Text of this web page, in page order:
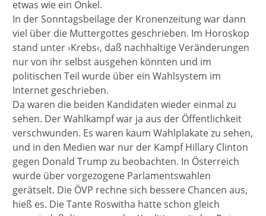
etwas wie ein Onkel.
In der Sonntagsbeilage der Kronenzeitung war dann
viel über die Muttergottes geschrieben. Im Horoskop
stand unter ›Krebs‹, daß nachhaltige Veränderungen
nur von ihr selbst ausgehen könnten und im
politischen Teil wurde über ein Wahlsystem im
Internet geschrieben.
Da waren die beiden Kandidaten wieder einmal zu
sehen. Der Wahlkampf war ja aus der Öffentlichkeit
verschwunden. Es waren kaum Wahlplakate zu sehen,
und in den Medien war nur der Kampf Hillary Clinton
gegen Donald Trump zu beobachten. In Österreich
wurde über vorgezogene Parlamentswahlen
gerätselt. Die ÖVP rechne sich bessere Chancen aus,
hieß es. Die Tante Roswitha hatte schon gleich